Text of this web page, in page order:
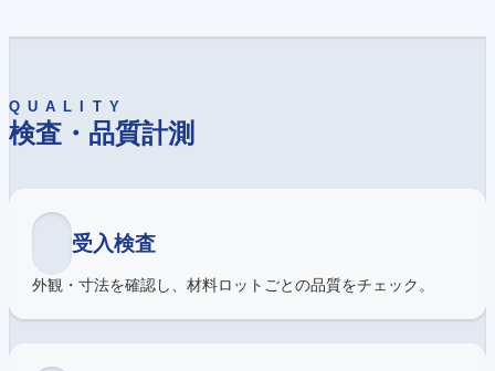
QUALITY
検査・品質計測
受入検査
外観・寸法を確認し、材料ロットごとの品質をチェック。